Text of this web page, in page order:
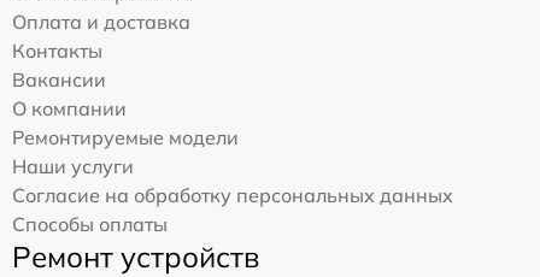
Оплата и доставка
Контакты
Вакансии
О компании
Ремонтируемые модели
Наши услуги
Согласие на обработку персональных данных
Способы оплаты
Ремонт устройств